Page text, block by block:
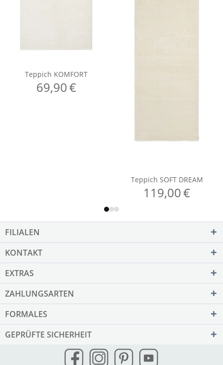
FILIALEN
KONTAKT
EXTRAS
ZAHLUNGSARTEN
FORMALES
GEPRÜFTE SICHERHEIT